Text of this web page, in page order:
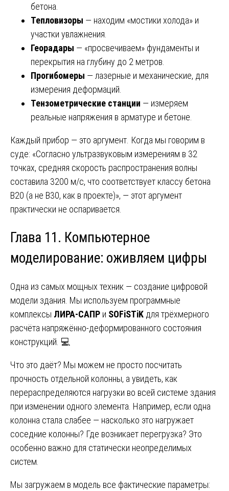
бетона.
Тепловизоры — находим «мостики холода» и
участки увлажнения.
Георадары — «просвечиваем» фундаменты и
перекрытия на глубину до 2 метров.
Прогибомеры — лазерные и механические, для
измерения деформаций.
Тензометрические станции — измеряем
реальные напряжения в арматуре и бетоне.
Каждый прибор — это аргумент. Когда мы говорим в
суде: «Согласно ультразвуковым измерениям в 32
точках, средняя скорость распространения волны
составила 3200 м/с, что соответствует классу бетона
В20 (а не В30, как в проекте)», — этот аргумент
практически не оспаривается.
Глава 11. Компьютерное
моделирование: оживляем цифры
Одна из самых мощных техник — создание цифровой
модели здания. Мы используем программные
комплексы ЛИРА-САПР и SOFiSTiK для трёхмерного
расчёта напряжённо-деформированного состояния
конструкций. 💻
Что это даёт? Мы можем не просто посчитать
прочность отдельной колонны, а увидеть, как
перераспределяются нагрузки во всей системе здания
при изменении одного элемента. Например, если одна
колонна стала слабее — насколько это нагружает
соседние колонны? Где возникает перегрузка? Это
особенно важно для статически неопределимых
систем.
Мы загружаем в модель все фактические параметры: